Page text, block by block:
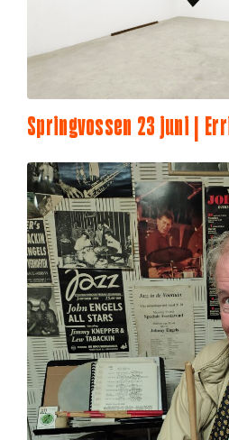
Springvossen 23 juni |